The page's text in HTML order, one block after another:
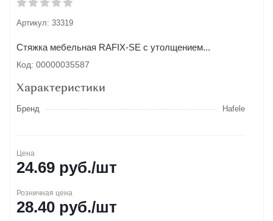
Артикул: 33319
Стяжка мебельная RAFIX-SE с утолщением...
Код: 00000035587
Характеристики
Бренд Hafele
Цена
24.69 руб./шт
Розничная цена
28.40 руб./шт